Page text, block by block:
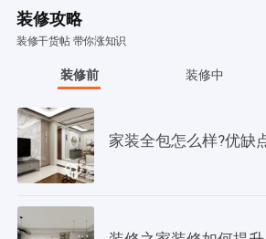
装修攻略
装修干货帖 带你涨知识
装修前 装修中
家装全包怎么样?优缺